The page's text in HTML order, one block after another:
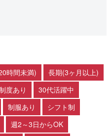
時間未満)
長期(3ヶ月以上)
度あり
30代活躍中
制服あり
シフト制
週2～3日からOK